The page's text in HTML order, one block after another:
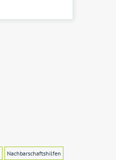
Nachbarschaftshilfen